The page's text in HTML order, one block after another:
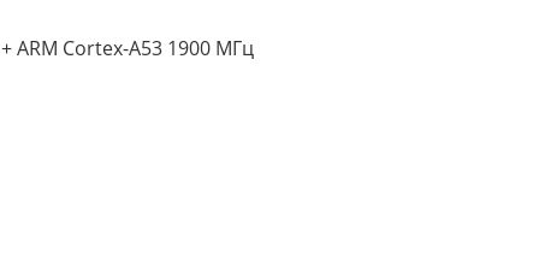
ARM Cortex-A53 1900 МГц